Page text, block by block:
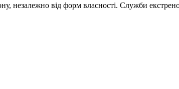
незалежно від форм власності. Служби